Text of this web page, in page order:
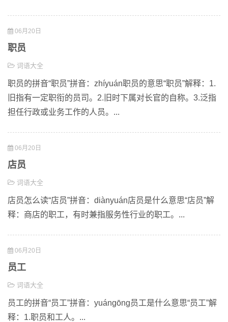
06月20日
职员
词语大全
职员的拼音“职员”拼音：zhíyuán职员的意思“职员”解释：1.
旧指有一定职衔的员司。2.旧时下属对长官的自称。3.泛指
担任行政或业务工作的人员。...
06月20日
店员
词语大全
店员怎么读“店员”拼音：diànyuán店员是什么意思“店员”解
释：商店的职工，有时兼指服务性行业的职工。...
06月20日
员工
词语大全
员工的拼音“员工”拼音：yuángōng员工是什么意思“员工”解
释：1.职员和工人。...